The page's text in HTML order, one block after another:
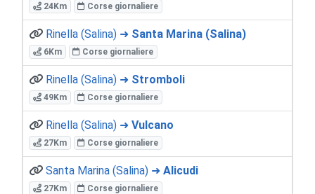
24Km Corse giornaliere
Rinella (Salina) ➜ Santa Marina (Salina)
6Km Corse giornaliere
Rinella (Salina) ➜ Stromboli
49Km Corse giornaliere
Rinella (Salina) ➜ Vulcano
27Km Corse giornaliere
Santa Marina (Salina) ➜ Alicudi
27Km Corse giornaliere